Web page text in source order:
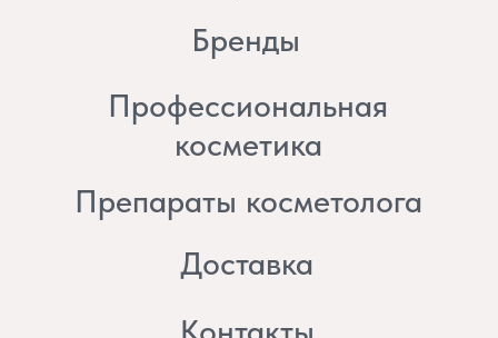
8 (982) 297 07 97
Доставка
8 (982) 277 07 97